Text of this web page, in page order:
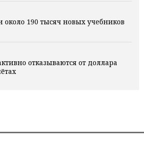
около 190 тысяч новых учебников
отказываются от доллара